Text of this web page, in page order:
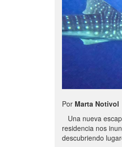
Por Marta Notivol
Una nueva
residencia nos
descubriendo